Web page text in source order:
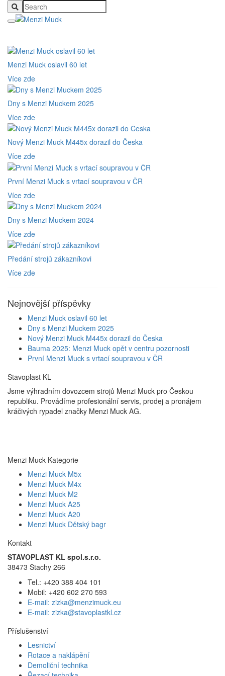
Menzi Muck oslavil 60 let
Více zde
Dny s Menzi Muckem 2025
Více zde
Nový Menzi Muck M445x dorazil do Česka
Více zde
První Menzi Muck s vrtací soupravou v ČR
Více zde
Dny s Menzi Muckem 2024
Více zde
Předání strojů zákazníkovi
Více zde
Nejnovější příspěvky
Menzi Muck oslavil 60 let
Dny s Menzi Muckem 2025
Nový Menzi Muck M445x dorazil do Česka
Bauma 2025: Menzi Muck opět v centru pozornosti
První Menzi Muck s vrtací soupravou v ČR
Stavoplast KL
Jsme výhradním dovozcem strojů Menzi Muck pro Českou
republiku. Provádíme profesionální servis, prodej a pronájem
kráčivých rypadel značky Menzi Muck AG.
Menzi Muck Kategorie
Menzi Muck M5x
Menzi Muck M4x
Menzi Muck M2
Menzi Muck A25
Menzi Muck A20
Menzi Muck Dětský bagr
Kontakt
STAVOPLAST KL spol.s.r.o.
38473 Stachy 266
Tel.: +420 388 404 101
Mobil: +420 602 270 593
E-mail: zizka@menzimuck.eu
E-mail: zizka@stavoplastkl.cz
Příslušenství
Lesnictví
Rotace a naklápění
Demoliční technika